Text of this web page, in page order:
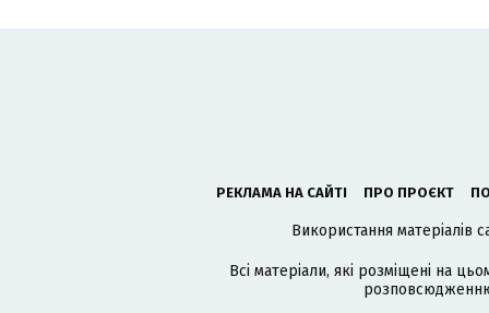
РЕКЛАМА НА САЙТІ ПРО ПРОЄКТ
Використання матеріалів
Всі матеріали, які розміщені на
розповсюдженню